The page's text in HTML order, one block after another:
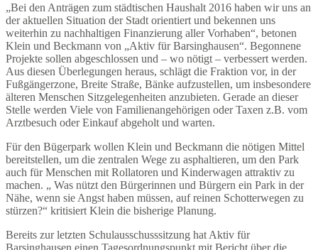
„Bei den Anträgen zum städtischen Haushalt 2016 haben wir uns an
der aktuellen Situation der Stadt orientiert und bekennen uns
weiterhin zu nachhaltigen Finanzierung aller Vorhaben“, betonen
Klein und Beckmann von „Aktiv für Barsinghausen“. Begonnene
Projekte sollen abgeschlossen und – wo nötigt – verbessert werden.
Aus diesen Überlegungen heraus, schlägt die Fraktion vor, in der
Fußgängerzone, Breite Straße, Bänke aufzustellen, um insbesondere
älteren Menschen Sitzgelegenheiten anzubieten. Gerade an dieser
Stelle werden Viele von Familienangehörigen oder Taxen z.B. vom
Arztbesuch oder Einkauf abgeholt und warten.
Für den Bügerpark wollen Klein und Beckmann die nötigen Mittel
bereitstellen, um die zentralen Wege zu asphaltieren, um den Park
auch für Menschen mit Rollatoren und Kinderwagen attraktiv zu
machen. „ Was nützt den Bürgerinnen und Bürgern ein Park in der
Nähe, wenn sie Angst haben müssen, auf reinen Schotterwegen zu
stürzen?“ kritisiert Klein die bisherige Planung.
Bereits zur letzten Schulausschusssitzung hat Aktiv für
Barsinghausen einen Tagesordnungspunkt mit Bericht über die